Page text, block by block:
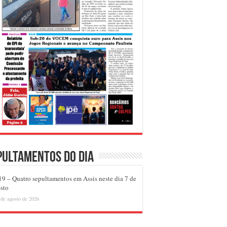
do dia
– Quatro sepultamentos em Assis neste dia 7 de
agosto de 2026